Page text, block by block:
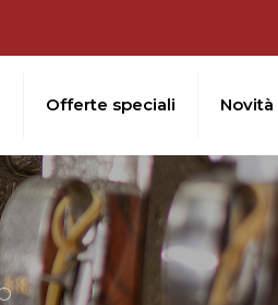
Offerte speciali Novità